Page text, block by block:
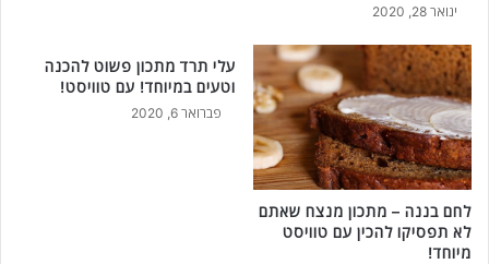
ינואר 28, 2020
לחם בננה – מתכון מנצח שאתם
לא תפסיקו להכין עם טוויסט
מיוחד!
עלי תרד מתכון פשוט להכנה
וטעים במיוחד! עם טוויסט!
פברואר 6, 2020